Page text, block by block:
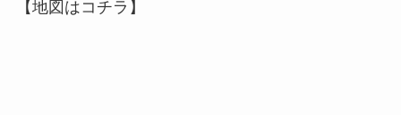
【地図はコチラ】